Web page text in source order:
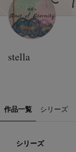
stella
作品一覧 シリーズ
シリーズ